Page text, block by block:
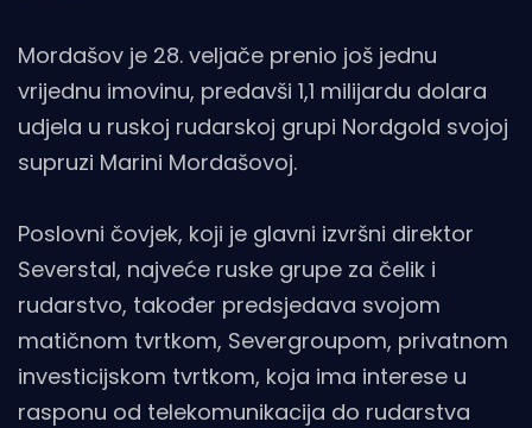
Mordašov je 28. veljače prenio još jednu
vrijednu imovinu, predavši 1,1 milijardu dolara
udjela u ruskoj rudarskoj grupi Nordgold svojoj
supruzi Marini Mordašovoj.
Poslovni čovjek, koji je glavni izvršni direktor
Severstal, najveće ruske grupe za čelik i
rudarstvo, također predsjedava svojom
matičnom tvrtkom, Severgroupom, privatnom
investicijskom tvrtkom, koja ima interese u
rasponu od telekomunikacija do rudarstva